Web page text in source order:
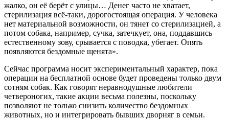
жалко, он её берёт с улицы… Денег часто не хватает,
стерилизация всё-таки, дорогостоящая операция. У человека
нет материальной возможности, он тянет со стерилизацией, а
потом собака, например, сучка, затечкует, она, поддавшись
естественному зову, срывается с поводка, убегает. Опять
появляются бездомные щенята».
Сейчас программа носит экспериментальный характер, пока
операции на бесплатной основе будет проведены только двум
сотням собак. Как говорят неравнодушные любители
четвероногих, такие акции весьма полезны, поскольку
позволяют не только снизить количество бездомных
животных, но и интегрировать бывших дворняг в семьи.